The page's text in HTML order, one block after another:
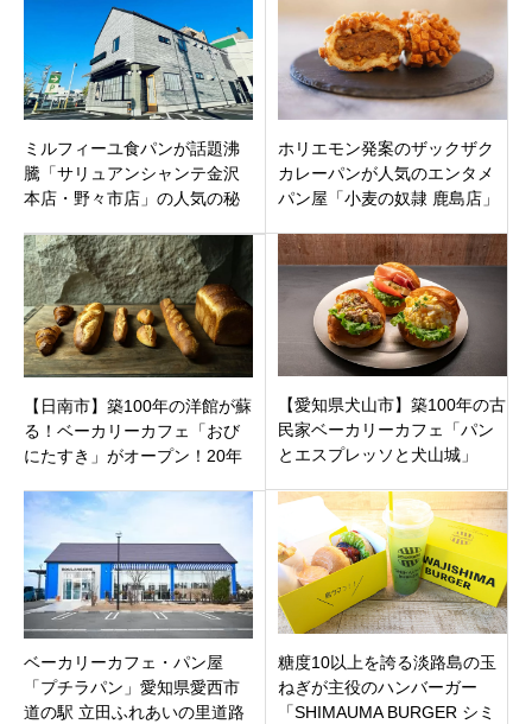
ミルフィーユ食パンが話題沸
騰「サリュアンシャンテ金沢
本店・野々市店」の人気の秘
徹底解剖
ホリエモン発案のザックザク
カレーパンが人気のエンタメ
パン屋「小麦の奴隷 鹿島店」
ープン！
【日南市】築100年の洋館が蘇
る！ベーカリーカフェ「おび
にたすき」がオープン！20年
る空間へ
【愛知県犬山市】築100年の古
民家ベーカリーカフェ「パン
とエスプレッソと犬山城」
きを。
ベーカリーカフェ・パン屋
「プチラパン」愛知県愛西市
道の駅 立田ふれあいの里道路
糖度10以上を誇る淡路島の玉
ねぎが主役のハンバーガー
「SHIMAUMA BURGER シミ